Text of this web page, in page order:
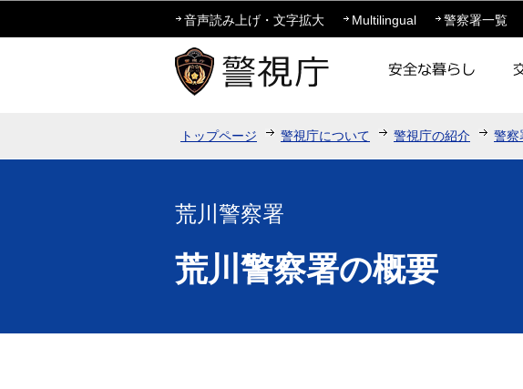
音声読み上げ・文字拡大 Multilingual 警察署一覧
トップページ 警視庁について 警視庁の紹介 警察
荒川警察署
荒川警察署の概要